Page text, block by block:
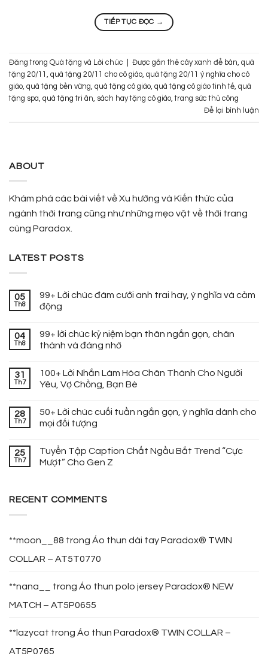
TIẾP TỤC ĐỌC →
Đăng trong Quà tặng và Lời chúc Được gắn thẻ cây xanh để bàn, quà
tặng 20/11 , quà tặng 20/11 cho cô giáo, quà tặng 20/11 ý nghĩa cho cô
giáo, quà tặng bền vững, quà tặng cô giáo, quà tặng cô giáo tinh tế, quà
tặng spa, quà tặng tri ân, sách hay tặng cô giáo,trang sức thủ công
Để lại bình luận
ABOUT
Khám phá các bài viết về Xu hướng và Kiến thức của
ngành thời trang cũng như những mẹo vặt về thời trang
cùng Paradox.
LATEST POSTS
05
Th8
99+ Lời chúc đám cưới anh trai hay, ý nghĩa và cảm
động
04
Th8
99+ lời chúc kỷ niệm bạn thân ngắn gọn, chân
thành và đáng nhớ
31
Th7
100+ Lời Nhắn Làm Hòa Chân Thành Cho Người
Yêu, Vợ Chồng, Bạn Bè
28
Th7
50+ Lời chúc cuối tuần ngắn gọn, ý nghĩa dành cho
mọi đối tượng
25
Th7
Tuyển Tập Caption Chất Ngầu Bắt Trend “Cực
Mượt” Cho Gen Z
RECENT COMMENTS
**moon__88 trong Áo thun dài tay Paradox® TWIN
COLLAR – AT5T0770
**nana__ trong Áo thun polo jersey Paradox® NEW
MATCH – AT5P0655
**lazycat trong Áo thun Paradox® TWIN COLLAR –
AT5P0765